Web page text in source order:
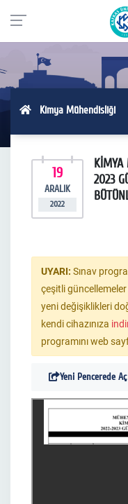
Kimya Mühendisliği
19
ARALIK
2022
KİMYA
2023
UYARI: Sınav
çeşitli
yeni değişiklikleri
kendi cihazınıza
programını web
Yeni Pencerede Aç